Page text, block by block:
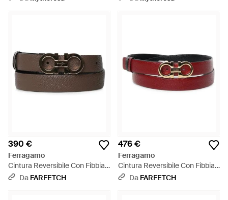
390 €
Ferragamo
Cintura Reversibile Con Fibbia
Gancini - Marrone
Da FARFETCH
476 €
Ferragamo
Cintura Reversibile Con Fibbia
Gancini - Rosso
Da FARFETCH